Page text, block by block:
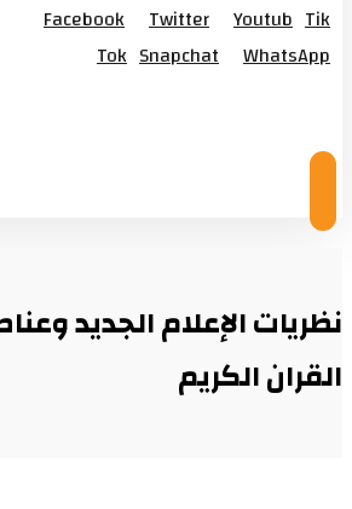
Facebook
Twitter Youtub Tik
Tok Snapchat
WhatsApp
نظريات الإعلام الجديد
القران الكريم